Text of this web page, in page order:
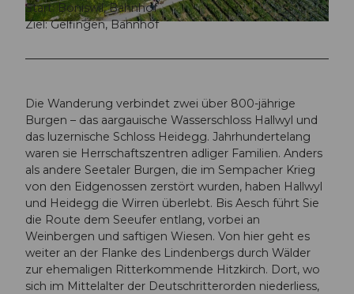
© Beat Brechbühl, Seetal Tourismus
Start: Boniswil, Bahnhof
Ziel: Gelfingen, Bahnhof
Die Wanderung verbindet zwei über 800-jährige
Burgen – das aargauische Wasserschloss Hallwyl und
das luzernische Schloss Heidegg. Jahrhundertelang
waren sie Herrschaftszentren adliger Familien. Anders
als andere Seetaler Burgen, die im Sempacher Krieg
von den Eidgenossen zerstört wurden, haben Hallwyl
und Heidegg die Wirren überlebt. Bis Aesch führt Sie
die Route dem Seeufer entlang, vorbei an
Weinbergen und saftigen Wiesen. Von hier geht es
weiter an der Flanke des Lindenbergs durch Wälder
zur ehemaligen Ritterkommende Hitzkirch. Dort, wo
sich im Mittelalter der Deutschritterorden niederliess,